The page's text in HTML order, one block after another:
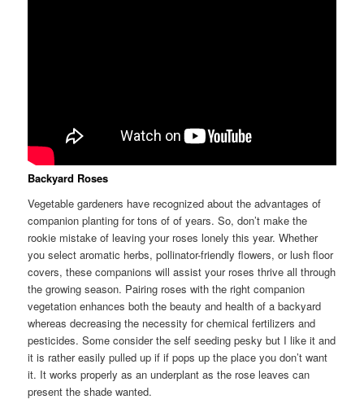
Backyard Roses
Vegetable gardeners have recognized about the advantages of
companion planting for tons of of years. So, don’t make the
rookie mistake of leaving your roses lonely this year. Whether
you select aromatic herbs, pollinator-friendly flowers, or lush floor
covers, these companions will assist your roses thrive all through
the growing season. Pairing roses with the right companion
vegetation enhances both the beauty and health of a backyard
whereas decreasing the necessity for chemical fertilizers and
pesticides. Some consider the self seeding pesky but I like it and
it is rather easily pulled up if if pops up the place you don’t want
it. It works properly as an underplant as the rose leaves can
present the shade wanted.